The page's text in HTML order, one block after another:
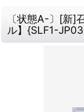
〔状態A-〕[新]
ル】{SLF1-